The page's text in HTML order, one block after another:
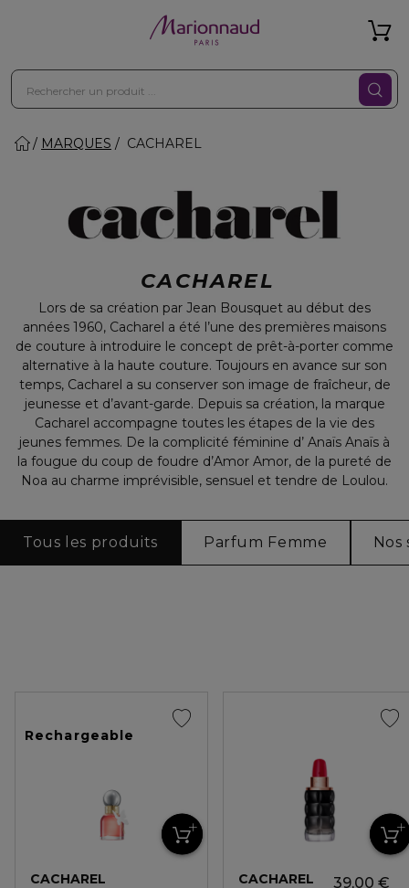
MARQUES CACHAREL
CACHAREL
Lors de sa création par Jean Bousquet au début des
années 1960, Cacharel a été l’une des premières maisons
de couture à introduire le concept de prêt-à-porter comme
alternative à la haute couture. Toujours en avance sur son
temps, Cacharel a su conserver son image de fraîcheur, de
jeunesse et d’avant-garde. Depuis sa création, la marque
Cacharel accompagne toutes les étapes de la vie des
jeunes femmes. De la complicité féminine d’ Anaïs Anaïs à
la fougue du coup de foudre d’Amor Amor, de la pureté de
Noa au charme imprévisible, sensuel et tendre de Loulou.
Tous les produits Parfum Femme
Rechargeable
CACHAREL
CACHAREL
39,00 €